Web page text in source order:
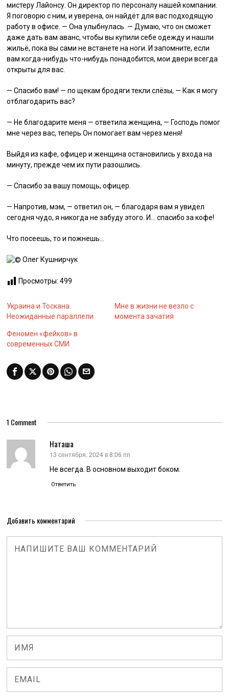
мистеру Лайонсу. Он директор по персоналу нашей компании.
Я поговорю с ним, и уверена, он найдёт для вас подходящую
работу в офисе. — Она улыбнулась. — Думаю, что он сможет
даже дать вам аванс, чтобы вы купили себе одежду и нашли
жильё, пока вы сами не встанете на ноги. И запомните, если
вам когда-нибудь что-нибудь понадобится, мои двери всегда
открыты для вас.
— Спасибо вам! — по щекам бродяги текли слёзы, — Как я могу
отблагодарить вас?
— Не благодарите меня — ответила женщина, — Господь помог
мне через вас, теперь Он помогает вам через меня!
Выйдя из кафе, офицер и женщина остановились у входа на
минуту, прежде чем их пути разошлись.
— Спасибо за вашу помощь, офицер.
— Напротив, мэм, — ответил он, — благодаря вам я увидел
сегодня чудо, я никогда не забуду этого. И… спасибо за кофе!
Что посеешь, то и пожнешь…
Олег Кушнирчук
Просмотры: 499
Украина и Тоскана.
Неожиданные параллели
Мне в жизни не везло с
момента зачатия
Феномен «фейков» в
современных СМИ
1 Comment
Наташа
:13 сентября, 2024 в 8:06 пп
Не всегда. В основном выходит боком.
Ответить
Добавить комментарий